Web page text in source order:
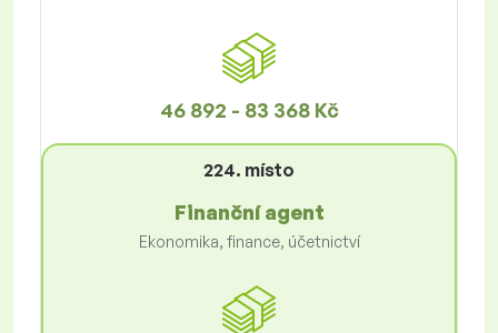
46 892 - 83 368 Kč
224. místo
Finanční agent
Ekonomika, finance, účetnictví